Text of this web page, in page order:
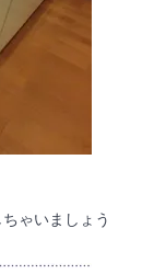
ゃいましょう